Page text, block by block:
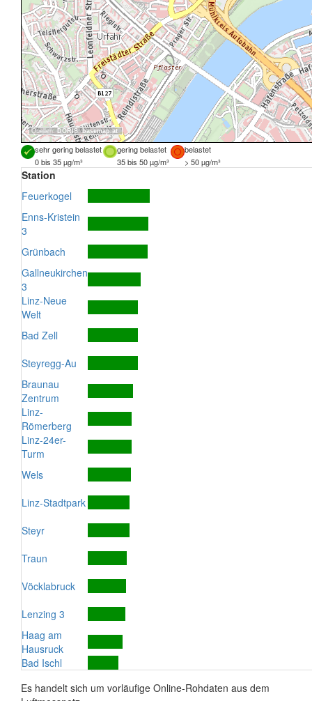
Quellen: DORIS,basemap.at
sehr gering belastet gering belastet
belastet
0 bis 35 µg/m³
35 bis 50 µg/m³ > 50 µg/m³
Station
Feuerkogel
Enns-Kristein
3
Grünbach
Gallneukirchen
3
Linz-Neue
Welt
Bad Zell
Steyregg-Au
Braunau
Zentrum
Linz-
Römerberg
Linz-24er-
Turm
Wels
Linz-Stadtpark
Steyr
Traun
Vöcklabruck
Lenzing 3
Haag am
Hausruck
Bad Ischl
Es handelt sich um vorläufige Online-Rohdaten aus dem